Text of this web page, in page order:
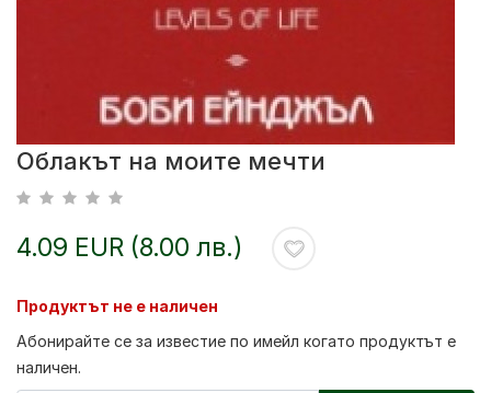
Облакът на моите мечти
4.09 EUR (8.00 лв.)
Продуктът не е наличен
Абонирайте се за известие по имейл когато продуктът е
наличен.